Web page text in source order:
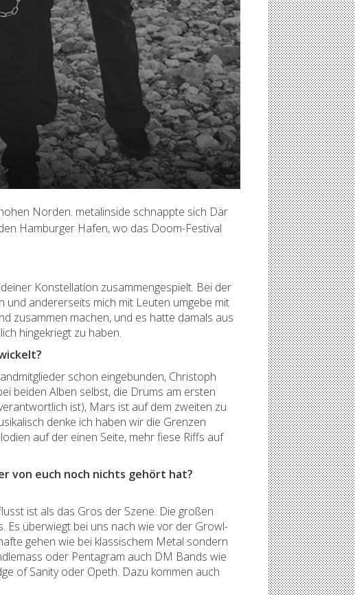
Norden. metalinside schnappte sich Där
Hamburger Hafen, wo das Doom-Festival
Konstellation zusammengespielt. Bei der
und andererseits mich mit Leuten umgebe mit
zusammen machen, und es hatte damals aus
hingekriegt zu haben.
schon eingebunden, Christoph
beiden Alben selbst, die Drums am ersten
ist), Mars ist auf dem zweiten zu
denke ich haben wir die Grenzen
auf der einen Seite, mehr fiese Riffs auf
von euch noch nichts gehört hat?
ist als das Gros der Szene. Die großen
Es überwiegt bei uns nach wie vor der Growl-
gehen wie bei klassischem Metal sondern
oder Pentagram auch DM Bands wie
of Sanity oder Opeth. Dazu kommen auch